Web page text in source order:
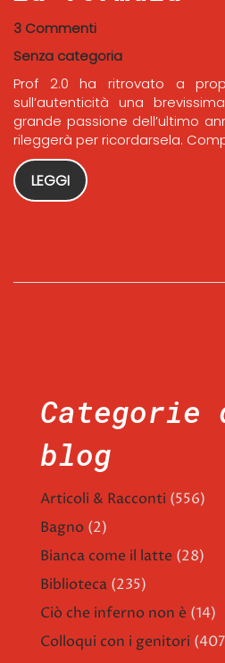
3 Commenti
Senza categoria
Prof 2.0 ha ritrovato a
sull’autenticità una
grande passione dell’ultimo
rileggerà per ricordarsela.
LEGGI
Categorie
blog
Articoli & Racconti (556)
Bagno (2)
Bianca come il latte (28)
Biblioteca (235)
Ciò che inferno non è (14)
Colloqui con i genitori